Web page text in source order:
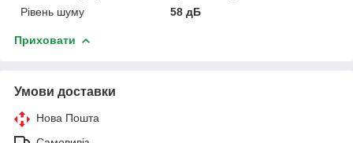
Рівень шуму
58 дБ
Приховати
Умови доставки
Нова Пошта